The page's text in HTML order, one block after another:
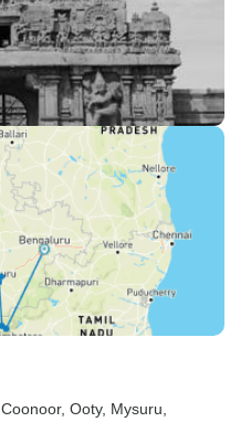
, Coonoor, Ooty, Mysuru